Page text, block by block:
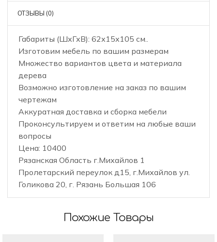
ОТЗЫВЫ (0)
Габариты (ШхГхВ): 62х15х105 см..
Изготовим мебель по вашим размерам
Множество вариантов цвета и материала
дерева
Возможно изготовление на заказ по вашим
чертежам
Аккуратная доставка и сборка мебели
Проконсультируем и ответим на любые ваши
вопросы
Цена: 10400
Рязанская Область г.Михайлов 1
Пролетарский переулок д15, г.Михайлов ул.
Голикова 20, г. Рязань Большая 106
Похожие Товары